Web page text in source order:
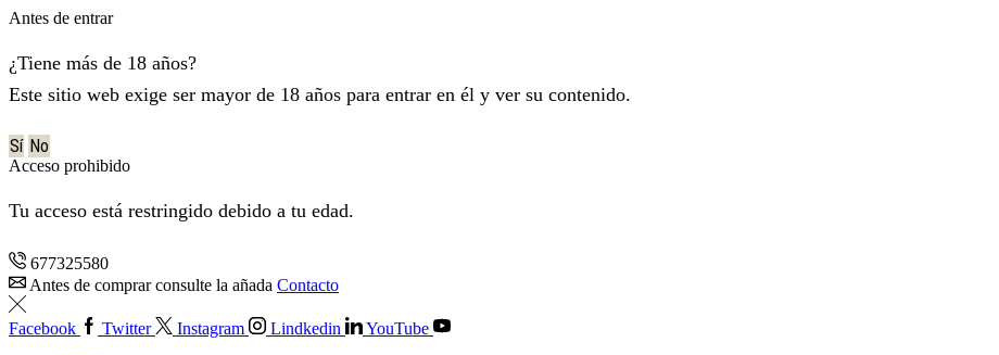
Antes de entrar
¿Tiene más de 18 años?
Este sitio web exige ser mayor de 18 años para entrar en él y ver su contenido.
Sí No
Acceso prohibido
Tu acceso está restringido debido a tu edad.
677325580
Antes de comprar consulte la añada Contacto
Facebook Twitter Instagram Lindkedin
YouTube